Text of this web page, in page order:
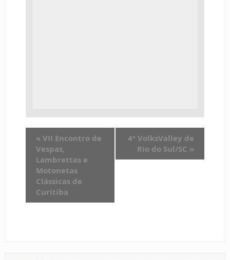
« VII Encontro de
Vespas,
Lambrettas e
Motonetas
Clássicas de
Curitiba
4º VolksValley de
Rio do Sul/SC »